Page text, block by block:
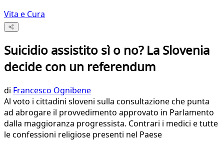
Vita e Cura
Suicidio assistito sì o no? La Slovenia
decide con un referendum
di Francesco Ognibene
Al voto i cittadini sloveni sulla consultazione che punta
ad abrogare il provvedimento approvato in Parlamento
dalla maggioranza progressista. Contrari i medici e tutte
le confessioni religiose presenti nel Paese